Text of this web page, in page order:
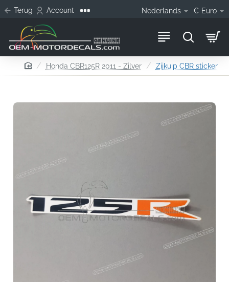
Terug Account Nederlands € Euro
homeHonda CBR125R 2011 - Zilver Zijkuip CBR sticker